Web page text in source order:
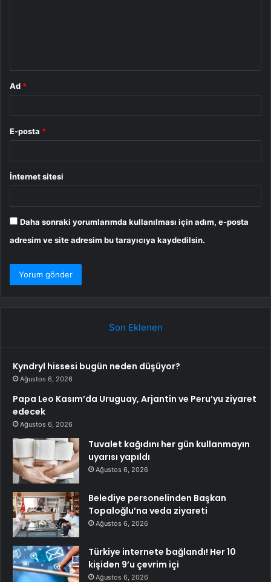
Ad *
E-posta *
İnternet sitesi
Daha sonraki yorumlarımda kullanılması için adım, e-posta
adresim ve site adresim bu tarayıcıya kaydedilsin.
Son Eklenen
Kyndryl hissesi bugün neden düşüyor?
Ağustos 6, 2026
Papa Leo Kasım’da Uruguay, Arjantin ve Peru’yu ziyaret
edecek
Ağustos 6, 2026
Tuvalet kağıdını her gün kullanmayın
uyarısı yapıldı
Ağustos 6, 2026
Belediye personelinden Başkan
Topaloğlu’na veda ziyareti
Ağustos 6, 2026
Türkiye internete bağlandı! Her 10
kişiden 9’u çevrim içi
Ağustos 6, 2026